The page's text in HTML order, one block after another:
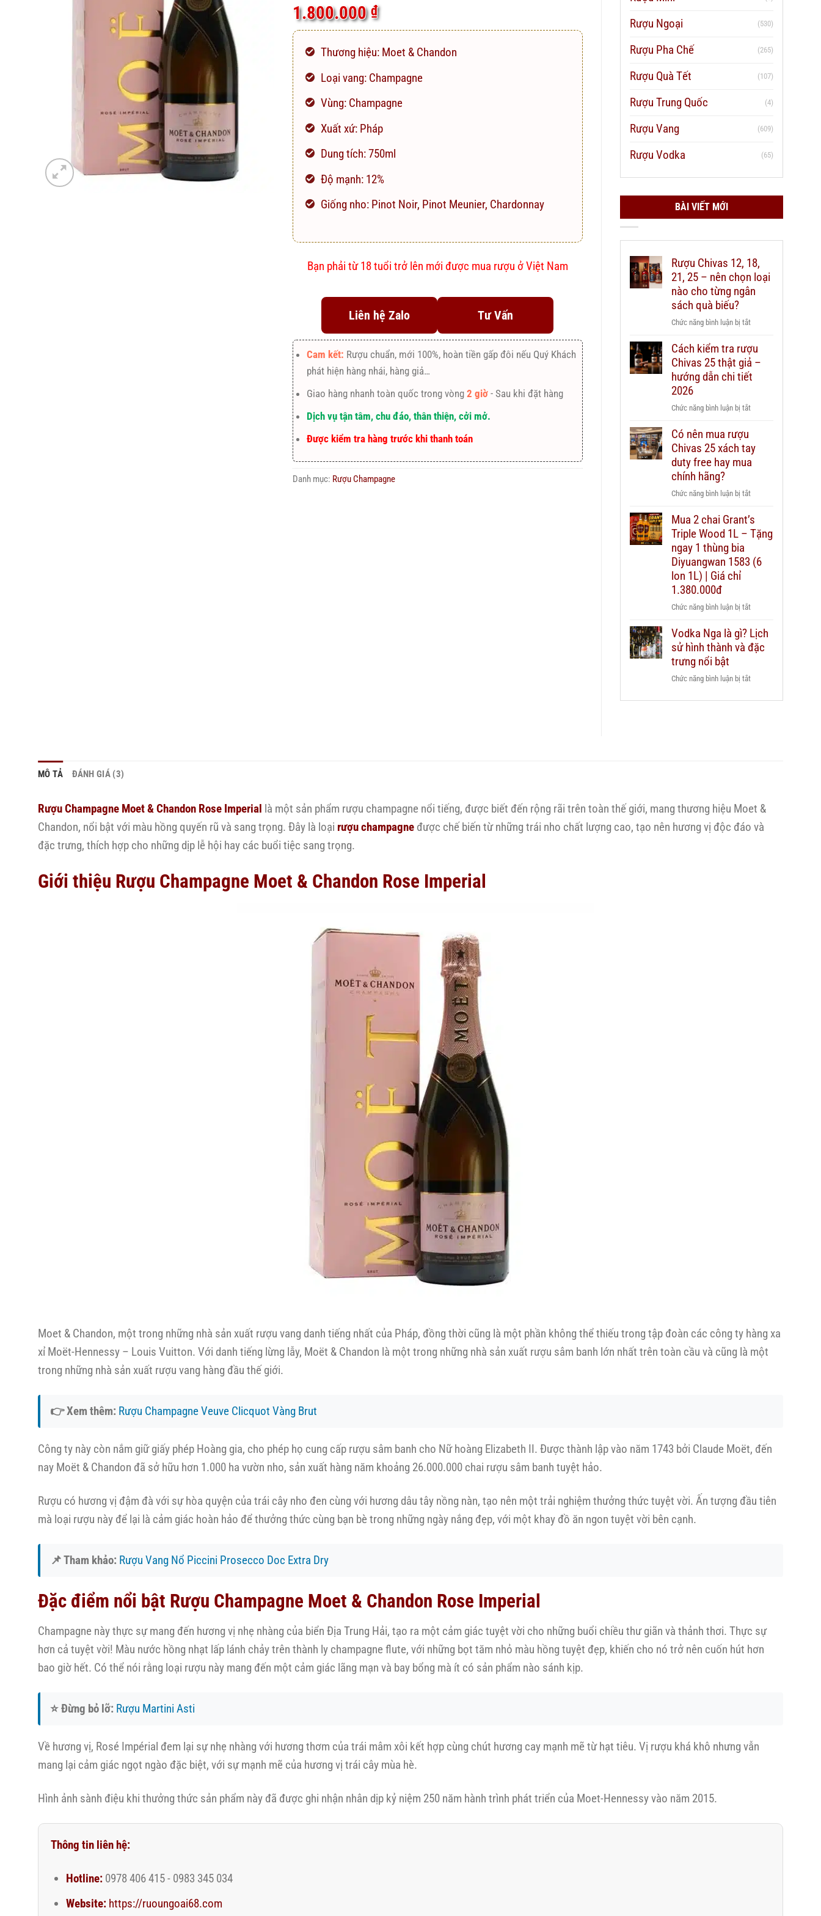
dựa trên
đánh giá
1.800.000₫
Thương hiệu: Moet & Chandon
Loại vang: Champagne
Vùng: Champagne
Xuất xứ: Pháp
Dung tích: 750ml
Độ mạnh: 12%
Giống nho: Pinot Noir, Pinot Meunier, Chardonnay
Bạn phải từ 18 tuổi trở lên mới được mua rượu ở Việt Nam
Liên hệ Zalo Tư Vấn
Cam kết: Rượu chuẩn, mới 100%, hoàn tiền gấp đôi nếu Quý Khách
phát hiện hàng nhái, hàng giả…
Giao hàng nhanh toàn quốc trong vòng 2 giờ- Sau khi đặt hàng
Dịch vụ tận tâm, chu đáo, thân thiện, cởi mở.
Được kiểm tra hàng trước khi thanh toán
Danh mục: Rượu Champagne
Rượu Ngoại (530)
Rượu Pha Chế (265)
Rượu Quà Tết (107)
Rượu Trung Quốc (4)
Rượu Vang (609)
Rượu Vodka (65)
BÀI VIẾT MỚI
Rượu Chivas 12, 18,
21, 25 – nên chọn loại
nào cho từng ngân
sách quà biếu?
Chức năng bình luận bị tắtở
Chivas
12,
18,
–
loại
nào
quà
biếu?
Cách kiểm tra rượu
Chivas 25 thật giả –
hướng dẫn chi tiết
2026
Chức năng bình luận bị tắtở
tra
rượu
thật
–
hướng
chi
Có nên mua rượu
Chivas 25 xách tay
duty free hay mua
chính hãng?
Chức năng bình luận bị tắtở
nên
mua
Chivas
25
duty
hay
mua
Mua 2 chai Grant’s
Triple Wood 1L – Tặng
ngay 1 thùng bia
Diyuangwan 1583 (6
lon 1L) | Giá chỉ
1.380.000đ
Chức năng bình luận bị tắtở
2
chai
Wood
(6
lon
Vodka Nga là gì? Lịch
sử hình thành và đặc
trưng nổi bật
Chức năng bình luận bị tắtở
Nga
đặc
nổi
MÔ TẢ ĐÁNH GIÁ (3)
Rượu Champagne Moet & Chandon Rose Imperial là một sản phẩm rượu champagne nổi tiếng, được biết đến rộng rãi trên toàn thế giới, mang thương hiệu Moet &
Chandon, nổi bật với màu hồng quyến rũ và sang trọng. Đây là loại rượu champagne được chế biến từ những trái nho chất lượng cao, tạo nên hương vị độc đáo và
đặc trưng, thích hợp cho những dịp lễ hội hay các buổi tiệc sang trọng.
Giới thiệu Rượu Champagne Moet & Chandon Rose Imperial
Moet & Chandon, một trong những nhà sản xuất rượu vang danh tiếng nhất của Pháp, đồng thời cũng là một phần không thể thiếu trong tập đoàn các công ty hàng xa
xỉ Moët-Hennessy – Louis Vuitton. Với danh tiếng lừng lẫy, Moët & Chandon là một trong những nhà sản xuất rượu sâm banh lớn nhất trên toàn cầu và cũng là một
trong những nhà sản xuất rượu vang hàng đầu thế giới.
👉 Xem thêm: Rượu Champagne Veuve Clicquot Vàng Brut
Công ty này còn nắm giữ giấy phép Hoàng gia, cho phép họ cung cấp rượu sâm banh cho Nữ hoàng Elizabeth II. Được thành lập vào năm 1743 bởi Claude Moët, đến
nay Moët & Chandon đã sở hữu hơn 1.000 ha vườn nho, sản xuất hàng năm khoảng 26.000.000 chai rượu sâm banh tuyệt hảo.
Rượu có hương vị đậm đà với sự hòa quyện của trái cây nho đen cùng với hương dâu tây nồng nàn, tạo nên một trải nghiệm thưởng thức tuyệt vời. Ấn tượng đầu tiên
mà loại rượu này để lại là cảm giác hoàn hảo để thưởng thức cùng bạn bè trong những ngày nắng đẹp, với một khay đồ ăn ngon tuyệt vời bên cạnh.
📌 Tham khảo: Rượu Vang Nổ Piccini Prosecco Doc Extra Dry
Đặc điểm nổi bật Rượu Champagne Moet & Chandon Rose Imperial
Champagne này thực sự mang đến hương vị nhẹ nhàng của biển Địa Trung Hải, tạo ra một cảm giác tuyệt vời cho những buổi chiều thư giãn và thảnh thơi. Thực sự
hơn cả tuyệt vời! Màu nước hồng nhạt lấp lánh chảy trên thành ly champagne flute, với những bọt tăm nhỏ màu hồng tuyệt đẹp, khiến cho nó trở nên cuốn hút hơn
bao giờ hết. Có thể nói rằng loại rượu này mang đến một cảm giác lãng mạn và bay bổng mà ít có sản phẩm nào sánh kịp.
⭐ Đừng bỏ lỡ: Rượu Martini Asti
Về hương vị, Rosé Impérial đem lại sự nhẹ nhàng với hương thơm của trái mâm xôi kết hợp cùng chút hương cay mạnh mẽ từ hạt tiêu. Vị rượu khá khô nhưng vẫn
mang lại cảm giác ngọt ngào đặc biệt, với sự mạnh mẽ của hương vị trái cây mùa hè.
Hình ảnh sành điệu khi thưởng thức sản phẩm này đã được ghi nhận nhân dịp kỷ niệm 250 năm hành trình phát triển của Moet-Hennessy vào năm 2015.
Thông tin liên hệ:
Hotline:0978 406 415 - 0983 345 034
Website: https://ruoungoai68.com